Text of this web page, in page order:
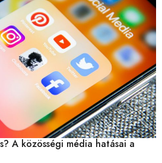
A közösségi média hatásai a